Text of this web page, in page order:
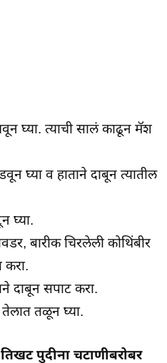
घ्या. त्याची सालं काढून मॅश
घ्या व हाताने दाबून त्यातील
घ्या.
बारीक चिरलेली कोथिंबीर
करा.
दाबून सपाट करा.
तेलात तळून घ्या.
पुदीना चटाणीबरोबर